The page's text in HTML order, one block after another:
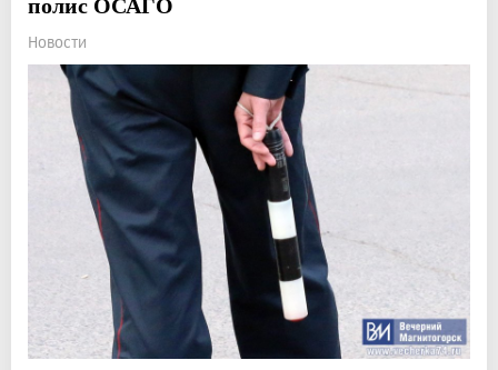
Новости